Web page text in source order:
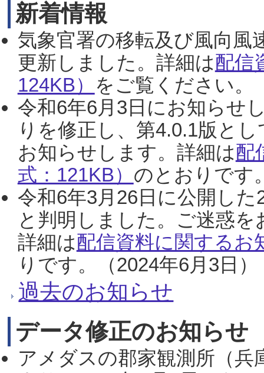
新着情報
気象官署の移転及び風向風
更新しました。詳細は配信
124KB） をご覧ください。
令和6年6月3日にお知らせ
りを修正し、第4.0.1版と
お知らせします。詳細は配
式：121KB） のとおりです
令和6年3月26日に公開し
と判明しました。ご迷惑
詳細は配信資料に関するお
りです。（2024年6月3日）
過去のお知らせ
データ修正のお知らせ
アメダスの郡家観測所（